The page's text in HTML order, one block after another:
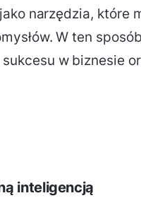
narzędzia, które
W ten
w biznesie
inteligencją